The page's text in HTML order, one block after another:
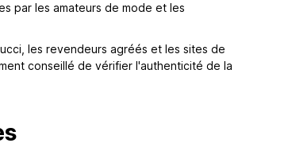
par les amateurs de mode et les
les revendeurs agréés et les sites de
conseillé de vérifier l'authenticité de la